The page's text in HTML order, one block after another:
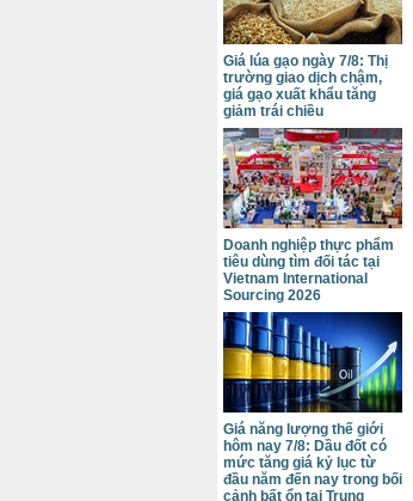
Giá lúa gạo ngày 7/8: Thị
trường giao dịch chậm,
giá gạo xuất khẩu tăng
giảm trái chiều
Doanh nghiệp thực phẩm
tiêu dùng tìm đối tác tại
Vietnam International
Sourcing 2026
Giá năng lượng thế giới
hôm nay 7/8: Dầu đốt có
mức tăng giá kỷ lục từ
đầu năm đến nay trong bối
cảnh bất ổn tại Trung